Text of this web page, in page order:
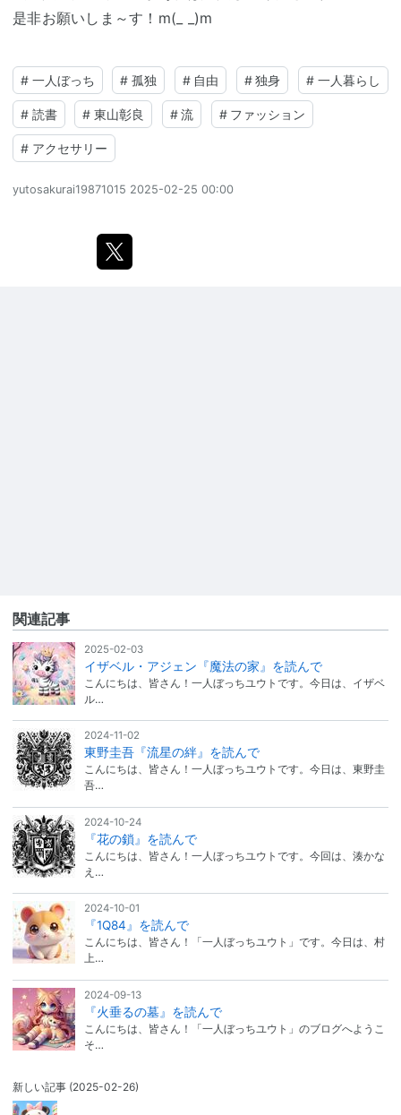
是非お願いしま～す！m(_ _)m
# 一人ぼっち # 孤独 # 自由 # 独身 # 一人暮らし
# 読書 # 東山彰良 # 流 # ファッション
# アクセサリー
yutosakurai19871015 2025-02-25 00:00
関連記事
2025-02-03
イザベル・アジェン『魔法の家』を読んで
こんにちは、皆さん！一人ぼっちユウトです。今日は、イザベ
ル…
2024-11-02
東野圭吾『流星の絆』を読んで
こんにちは、皆さん！一人ぼっちユウトです。今日は、東野圭
吾…
2024-10-24
『花の鎖』を読んで
こんにちは、皆さん！一人ぼっちユウトです。今回は、湊かな
え…
2024-10-01
『1Q84』を読んで
こんにちは、皆さん！「一人ぼっちユウト」です。今日は、村
上…
2024-09-13
『火垂るの墓』を読んで
こんにちは、皆さん！「一人ぼっちユウト」のブログへようこ
そ…
新しい記事 (2025-02-26)